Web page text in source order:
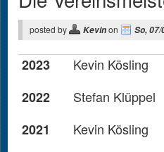
posted by Kevinon So,
2023
Kevin Kösling
2022
Stefan Klüppel
2021
Kevin Kösling